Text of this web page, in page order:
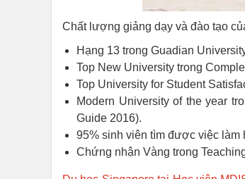
Chất lượng giảng dạy và đào tạo
Hạng 13 trong Guadian
Top New University trong
Top University for Student
Modern University of the year
Guide 2016).
95% sinh viên tìm được việc làm
Chứng nhận Vàng trong